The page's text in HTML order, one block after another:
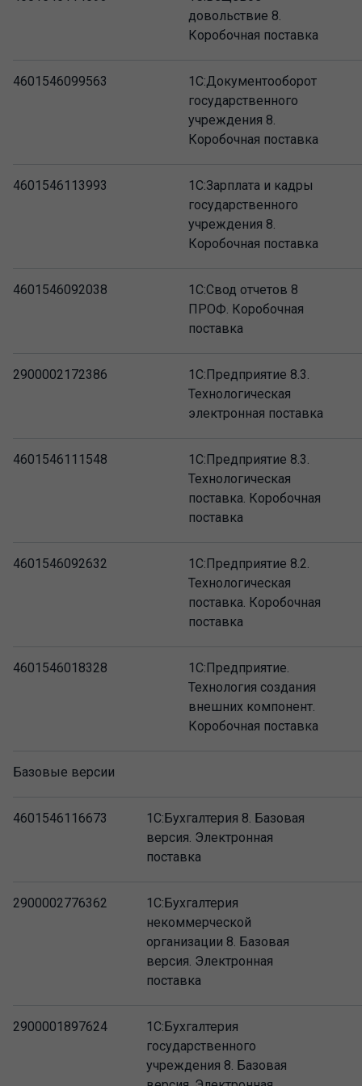
довольствие 8.
Коробочная поставка
4601546099563
1С:Документооборот
государственного
учреждения 8.
Коробочная поставка
4601546113993
1С:Зарплата и кадры
государственного
учреждения 8.
Коробочная поставка
4601546092038
1С:Свод отчетов 8
ПРОФ. Коробочная
поставка
2900002172386
1С:Предприятие 8.3.
Технологическая
электронная поставка
4601546111548
1С:Предприятие 8.3.
Технологическая
поставка. Коробочная
поставка
4601546092632
1С:Предприятие 8.2.
Технологическая
поставка. Коробочная
поставка
4601546018328
1С:Предприятие.
Технология создания
внешних компонент.
Коробочная поставка
Базовые версии
4601546116673
1С:Бухгалтерия 8. Базовая
версия. Электронная
поставка
2900002776362
1С:Бухгалтерия
некоммерческой
организации 8. Базовая
версия. Электронная
поставка
2900001897624
1С:Бухгалтерия
государственного
учреждения 8. Базовая